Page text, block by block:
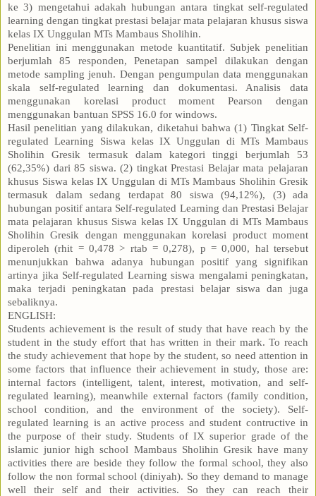
ke 3) mengetahui adakah hubungan antara tingkat self-regulated
learning dengan tingkat prestasi belajar mata pelajaran khusus siswa
kelas IX Unggulan MTs Mambaus Sholihin.
Penelitian ini menggunakan metode kuantitatif. Subjek penelitian
berjumlah 85 responden, Penetapan sampel dilakukan dengan
metode sampling jenuh. Dengan pengumpulan data menggunakan
skala self-regulated learning dan dokumentasi. Analisis data
menggunakan korelasi product moment Pearson dengan
menggunakan bantuan SPSS 16.0 for windows.
Hasil penelitian yang dilakukan, diketahui bahwa (1) Tingkat Self-
regulated Learning Siswa kelas IX Unggulan di MTs Mambaus
Sholihin Gresik termasuk dalam kategori tinggi berjumlah 53
(62,35%) dari 85 siswa. (2) tingkat Prestasi Belajar mata pelajaran
khusus Siswa kelas IX Unggulan di MTs Mambaus Sholihin Gresik
termasuk dalam sedang terdapat 80 siswa (94,12%), (3) ada
hubungan positif antara Self-regulated Learning dan Prestasi Belajar
mata pelajaran khusus Siswa kelas IX Unggulan di MTs Mambaus
Sholihin Gresik dengan menggunakan korelasi product moment
diperoleh (rhit = 0,478 > rtab = 0,278), p = 0,000, hal tersebut
menunjukkan bahwa adanya hubungan positif yang signifikan
artinya jika Self-regulated Learning siswa mengalami peningkatan,
maka terjadi peningkatan pada prestasi belajar siswa dan juga
sebaliknya.
ENGLISH:
Students achievement is the result of study that have reach by the
student in the study effort that has written in their mark. To reach
the study achievement that hope by the student, so need attention in
some factors that influence their achievement in study, those are:
internal factors (intelligent, talent, interest, motivation, and self-
regulated learning), meanwhile external factors (family condition,
school condition, and the environment of the society). Self-
regulated learning is an active process and student contructive in
the purpose of their study. Students of IX superior grade of the
islamic junior high school Mambaus Sholihin Gresik have many
activities there are beside they follow the formal school, they also
follow the non formal school (diniyah). So they demand to manage
well their self and their activities. So they can reach their